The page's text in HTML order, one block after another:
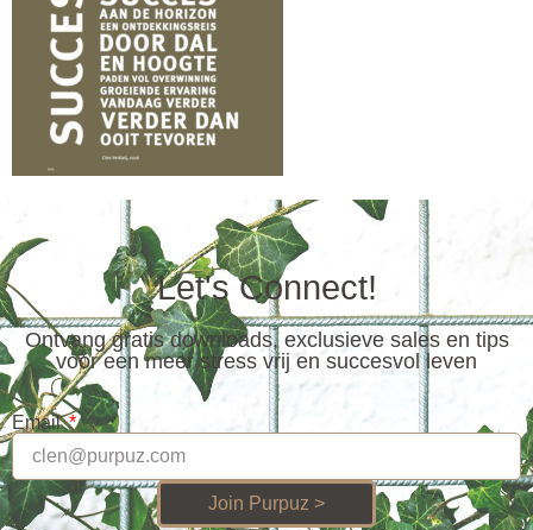
Let's Connect!
Ontvang gratis downloads, exclusieve sales en tips
voor een meer stress vrij en succesvol leven
Email
Join Purpuz >